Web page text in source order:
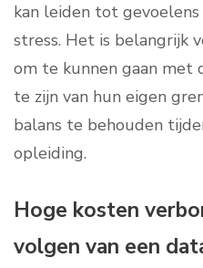
kan leiden tot
stress. Het is belangrijk
om te kunnen gaan met
te zijn van hun eigen
balans te behouden
opleiding.
Hoge kosten
volgen van een